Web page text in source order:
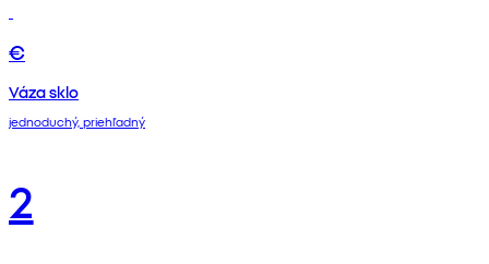
€
Váza sklo
jednoduchý, priehľadný
2